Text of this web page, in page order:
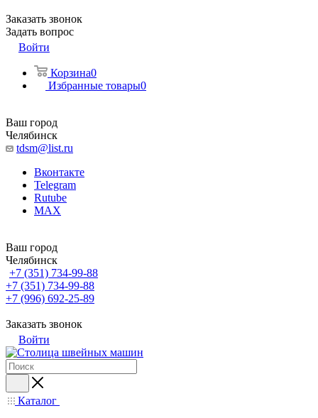
Заказать звонок
Задать вопрос
Войти
Корзина0
Избранные товары0
Ваш город
Челябинск
tdsm@list.ru
Вконтакте
Telegram
Rutube
MAX
Ваш город
Челябинск
+7 (351) 734-99-88
+7 (351) 734-99-88
+7 (996) 692-25-89
Заказать звонок
Войти
Каталог